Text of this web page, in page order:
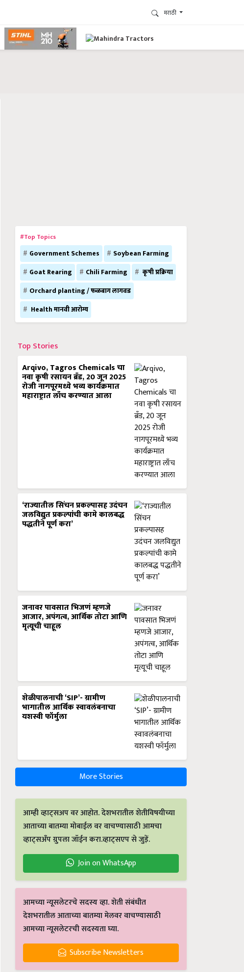
मराठी
#Top Topics
Government Schemes
Soybean Farming
Goat Rearing
Chili Farming
कृषी प्रक्रिया
Orchard planting / फळबाग लागवड
Health मानवी आरोग्य
Top Stories
Arqivo, Tagros Chemicals चा
नवा कृषी रसायन ब्रँड, 20 जून 2025
रोजी नागपूरमध्ये भव्य कार्यक्रमात
महाराष्ट्रात लाँच करण्यात आला
‘राज्यातील सिंचन प्रकल्पासह उदंचन
जलविद्युत प्रकल्पांची कामे कालबद्ध
पद्धतीने पूर्ण करा’
जनावर पावसात भिजणं म्हणजे
आजार, अपंगत्व, आर्थिक तोटा आणि
मृत्यूची चाहूल
शेळीपालनाची ‘SIP’- ग्रामीण
भागातील आर्थिक स्वावलंबनाचा
यशस्वी फॉर्मुला
More Stories
आम्ही व्हाट्सअप वर आहोत. देशभरातील शेतीविषयीच्या
आताच्या बातम्या मोबाईल वर वाचण्यासाठी आमचा
व्हाट्सअँप ग्रुपला जॉईन करा.व्हाट्सएप से जुड़ें.
Join on WhatsApp
आमच्या न्यूसलेटरचे सदस्य व्हा. शेती संबंधीत
देशभरातील आताच्या बातम्या मेलवर वाचण्यासाठी
आमच्या न्यूसलेटरची सदस्यता घ्या.
Subscribe Newsletters